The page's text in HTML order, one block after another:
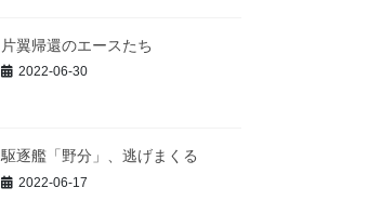
片翼帰還のエースたち
2022-06-30
駆逐艦「野分」、逃げまくる
2022-06-17